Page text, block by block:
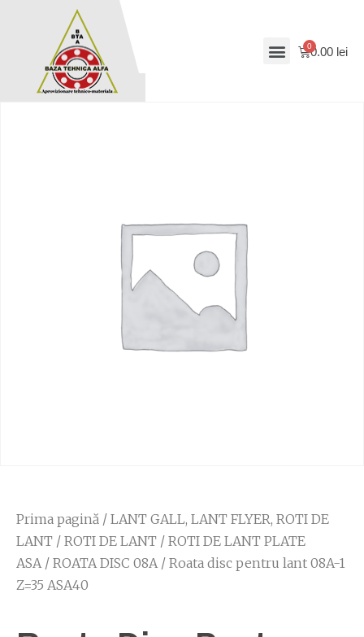
0.00 lei
Prima pagină / LANT GALL, LANT FLYER, ROTI DE
LANT / ROTI DE LANT / ROTI DE LANT PLATE
ASA/ ROATA DISC 08A/ Roata disc pentru lant 08A-1
Z=35 ASA40